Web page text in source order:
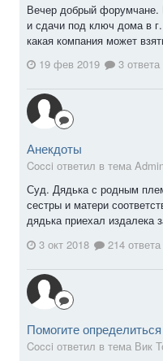
Вечер добрый форумчане.
и сдачи под ключ дома в
какая компания может
19 фев 2019
3 ответа
Анекдоты
Cocci ответил в тема
Суд. Дядька с родным
сестры и матери
дядька приехал издалека
3 окт 2018
214 ответа
Помогите
Cocci ответил в тема Вик